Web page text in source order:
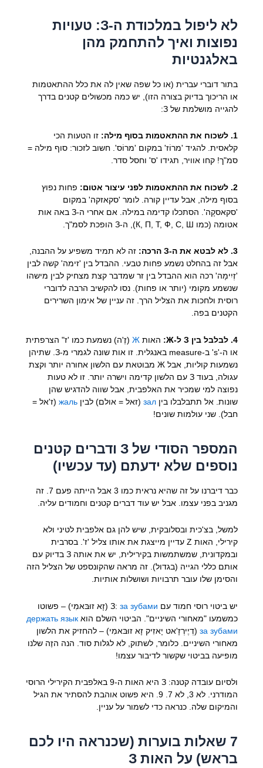
לא ליפול במלכודת ה-З: טעויות
נפוצות ואיך להתחמק מהן
באלגנטיות
בתור דוברי עברית (או כל שפה שאין לה את כלל ההתאטמות
או הריכוך בדיוק בצורה הזו), יש כמה מכשולים קטנים בדרך
להגייה מושלמת של З:
1. לשכוח את ההתאטמות בסוף מילה:
זו הטעות הכי
קלאסית. להגיד 'מרוֹז' במקום 'מרוֹס'. חשוב לזכור: סוף מילה =
סמ"ך! קחו אוויר, תגידו 'ס' וחסל סדר.
2. לשכוח את ההתאטמות לפני עיצור אטום:
פחות נפוץ
בסוף מילה, אבל עדיין קורה. לומר 'סקאזקה' במקום
'סקאסקָה'. הסתכלו קדימה במילה. אם אחרי ה-З באה אות
אטומה (כמו К, П, Т, Ф, С, Ш), ה-З הופכת לסמ"ך.
3. לא לבטא את ה-З הרכה:
זה לא תמיד משפיע על ההבנה,
אבל זה בהחלט נשמע פחות טבעי. ההבדל בין 'זימה' קשה לבין
'זְיִימָה' רכה הוא ההבדל בין זר שמדבר קצת מצחיק לבין מישהו
שנשמע מקומי (יותר או פחות). נסו להקשיב הרבה לדוברי
רוסית ולחכות את הצליל הרך. זה עניין של אימון השרירים
הקטנים בפה.
4. לבלבל בין З ל-Ж: האות Ж(זֶ'ה) נשמעת כמו 'ז" הצרפתית
או ה-'s' ב-measure באנגלית. זו אות שונה לגמרי מ-З. שתיהן
נשמעות קוליות, אבל Ж מבוטאת עם הלשון אחורה יותר וקצת
עגולה, בעוד З עם הלשון קדימה וישרה יותר. זו לא טעות
נפוצה למי שמכיר את האלפבית, אבל שווה להדגיש שהן
שונות. אל תתבלבלו בין зал(זאל = אולם) לבין жаль(ז'אל =
חבל). שני עולמות שונים!
המספר הסודי של З ודברים קטנים
נוספים שלא ידעתם (עד עכשיו)
כבר דיברנו על זה שהיא נראית כמו 3 אבל הייתה פעם 7. זה
מגניב בפני עצמו. אבל יש עוד דברים קטנים וחמודים עליה.
למשל, בצ'כית ובסלובקית, שיש להן גם אלפבית לטיני ולא
קירילי, האות Z עדיין מייצגת את אותו צליל 'ז'. בסרבית
ובמקדונית, שמשתמשות בקירילית, יש את אותה З בדיוק עם
אותם כללי הגייה (בגדול). זה מראה שהקונספט של הצליל הזה
והסימן שלו עובר תרבויות ושושלות אותיות.
יש ביטוי רוסי חמוד עם З: за зубами
(זָא זוּבּאמִי) – פשוטו
כמשמעו "מאחורי השיניים". הביטוי השלם הוא держать язык
за зубами(דְיֶירְזָ'אט יָאזִיק זָא זוּבּאמִי) – להחזיק את הלשון
מאחורי השיניים. כלומר, לשתוק, לא לגלות סוד. הנה הזֶה שלנו
מופיעה בביטוי שקשור לדיבור עצמו!
ולסיום עובדה קטנה: З היא האות ה-9 באלפבית הקירילי הרוסי
המודרני. לא 3, לא 7. 9. היא פשוט אוהבת להסתיר את הגיל
והמיקום שלה. כנראה כדי לשמור על עניין.
7 שאלות בוערות (שכנראה היו לכם
בראש) על האות З